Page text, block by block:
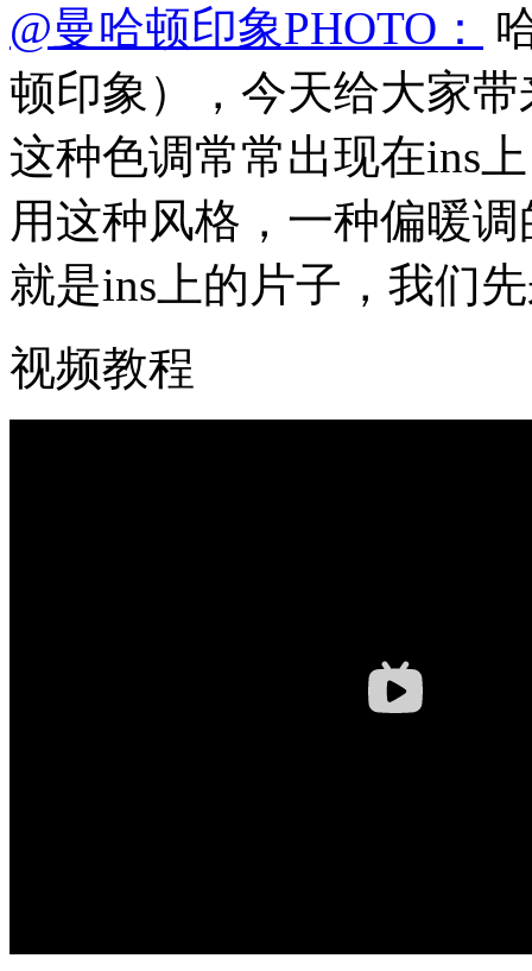
@曼哈顿印象PHOTO：
顿印象），今天给大家
这种色调常常出现在ins
用这种风格，一种偏暖
就是ins上的片子，我们
视频教程